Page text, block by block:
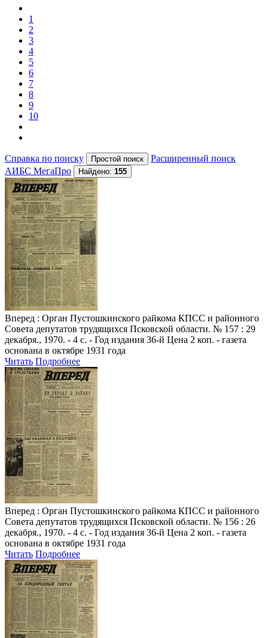
1
2
3
4
5
6
7
8
9
10
Справка по поиску
Расширенный поиск
АИБС МегаПро
Найдено: 155
Вперед : Орган Пустошкинского райкома КПСС и районного
Совета депутатов трудящихся Псковской области. № 157 : 29
декабря., 1970. - 4 с. - Год издания 36-й Цена 2 коп. - газета
основана в октябре 1931 года
Читать Подробнее
Вперед : Орган Пустошкинского райкома КПСС и районного
Совета депутатов трудящихся Псковской области. № 156 : 26
декабря., 1970. - 4 с. - Год издания 36-й Цена 2 коп. - газета
основана в октябре 1931 года
Читать Подробнее